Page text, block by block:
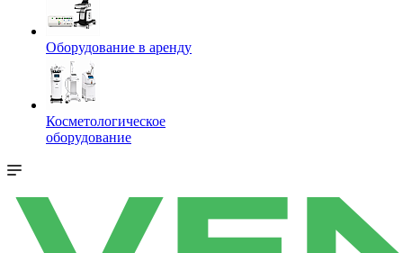
Оборудование в аренду
Косметологическое
оборудование